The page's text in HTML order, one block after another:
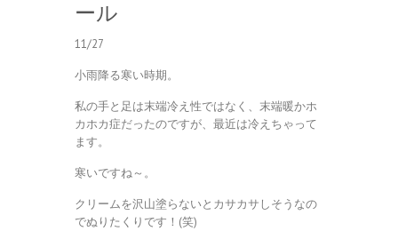
ール
11/27
小雨降る寒い時期。
私の手と足は末端冷え性ではなく、末端暖かホ
カホカ症だったのですが、最近は冷えちゃって
ます。
寒いですね～。
クリームを沢山塗らないとカサカサしそうなの
でぬりたくりです！(笑)